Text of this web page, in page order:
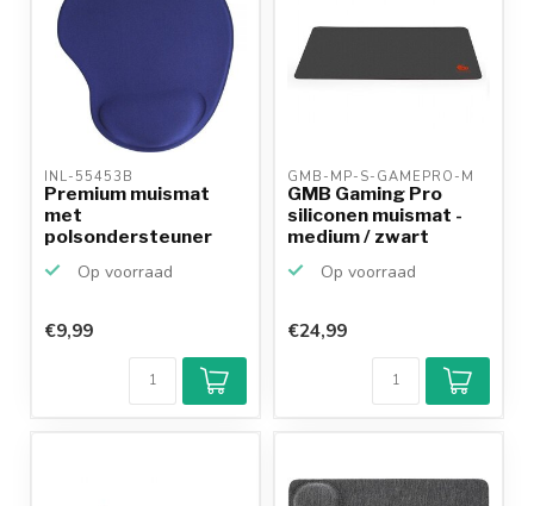
INL-55453B
Premium muismat
met
polsondersteuner
Op voorraad
€9,99
GMB-MP-S-GAMEPRO-M
GMB Gaming Pro
siliconen muismat -
medium / zwart
Op voorraad
€24,99